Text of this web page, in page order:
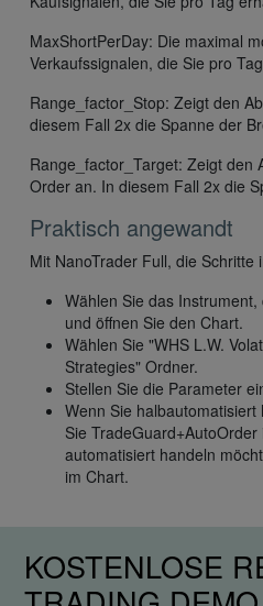
MaxShortPerDay: Die maximal
Verkaufssignalen, die Sie pro
Range_factor_Stop: Zeigt den
diesem Fall 2x die Spanne der
Range_factor_Target: Zeigt den
Order an. In diesem Fall 2x die
Praktisch angewandt
Mit NanoTrader Full, die Schritte
Wählen Sie das
und öffnen Sie den Chart.
Wählen Sie "WHS L.W.
Strategies" Ordner.
Stellen Sie die Parameter
Wenn Sie
Sie
automatisiert handeln
im Chart.
KOSTENLOSE